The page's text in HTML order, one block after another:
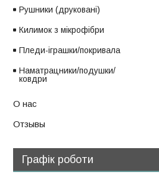
Рушники (друковані)
Килимок з мікрофібри
Пледи-іграшки/покривала
Наматрацники/подушки/
ковдри
О нас
Отзывы
Графік роботи